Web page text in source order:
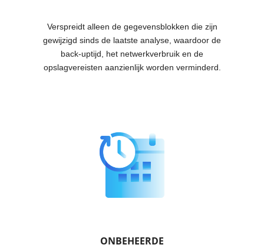
Verspreidt alleen de gegevensblokken die zijn
gewijzigd sinds de laatste analyse, waardoor de
back-uptijd, het netwerkverbruik en de
opslagvereisten aanzienlijk worden verminderd.
ONBEHEERDE